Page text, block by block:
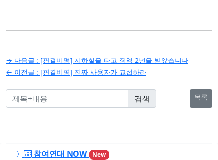
글
탐
색
→ 다음글 : [판결비평] 지하철을 타고 징역 2년을 받았습니다
← 이전글 : [판결비평] 진짜 사용자가 교섭하라
목록
참여연대 NOW New